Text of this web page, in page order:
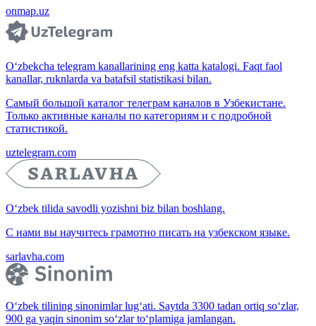
onmap.uz
O‘zbekcha telegram kanallarining eng katta katalogi. Faqt faol
kanallar, ruknlarda va batafsil statistikasi bilan.
Самый большой каталог телеграм каналов в Узбекистане.
Только активные каналы по категориям и с подробной
статистикой.
uztelegram.com
O‘zbek tilida savodli yozishni biz bilan boshlang.
С нами вы научитесь грамотно писать на узбекском языке.
sarlavha.com
O‘zbek tilining sinonimlar lug‘ati. Saytda 3300 tadan ortiq so‘zlar,
900 ga yaqin sinonim so‘zlar to‘plamiga jamlangan.